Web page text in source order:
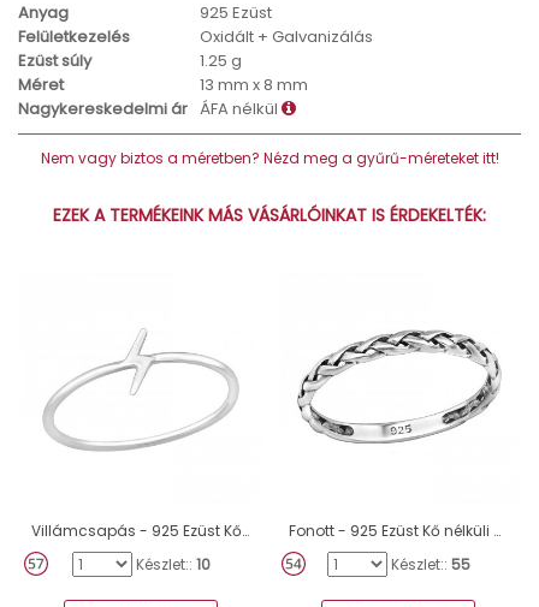
Anyag
925 Ezüst
Felületkezelés
Oxidált + Galvanizálás
Ezüst súly
1.25 g
Méret
13 mm x 8 mm
Nagykereskedelmi ár ÁFA nélkül
Nem vagy biztos a méretben? Nézd meg a gyűrű-méreteket itt!
EZEK A TERMÉKEINK MÁS VÁSÁRLÓINKAT IS ÉRDEKELTÉK:
Villámcsapás - 925 Ezüst Kő nélküli gyűrűk A4S20658
Készlet:: 10
Fonott - 925 Ezüst Kő nélküli gyűrűk A4S30344
Készlet:: 55